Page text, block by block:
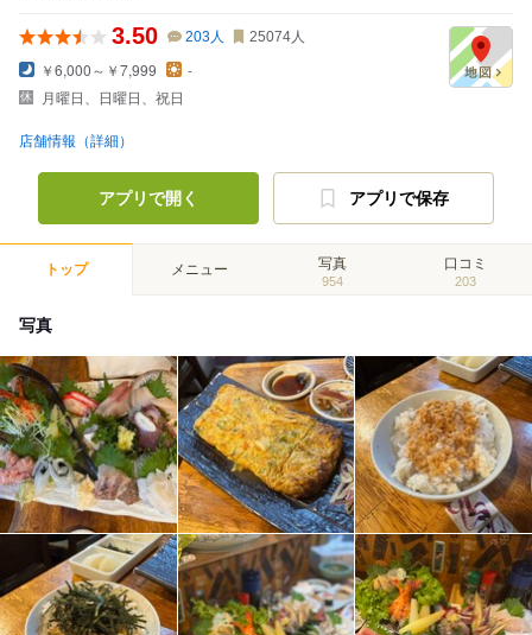
3.50 203人 25074人
￥6,000～￥7,999
-
月曜日、日曜日、祝日
店舗情報（詳細）
アプリで開く アプリで保存
トップ メニュー 写真
954
口コミ
203
写真